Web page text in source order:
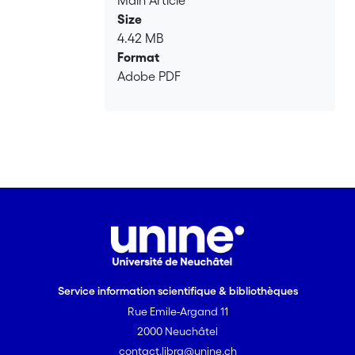
Georges Perec est défaillante, oublieuse
et le lieu qu’elle est doit être exploré et
cartographié, l’écrivain devenant ainsi
cartographe qui fait de son texte un
<i>atlas de la mémoire</i> afin de (se)
des reconstitutions arbitraires. Explorer
la littérature revient en quelque sorte à
L’<i>atlas</i> comme figure du savoir
absolu permet également d’aborder
une technique chère à Georges Perec :
l’inventaire, qui met à distance
Size
4.42 MB
Format
Adobe PDF
Service information scientifique & bibliothèques
Rue Emile-Argand 11
2000 Neuchâtel
contact.libra@unine.ch